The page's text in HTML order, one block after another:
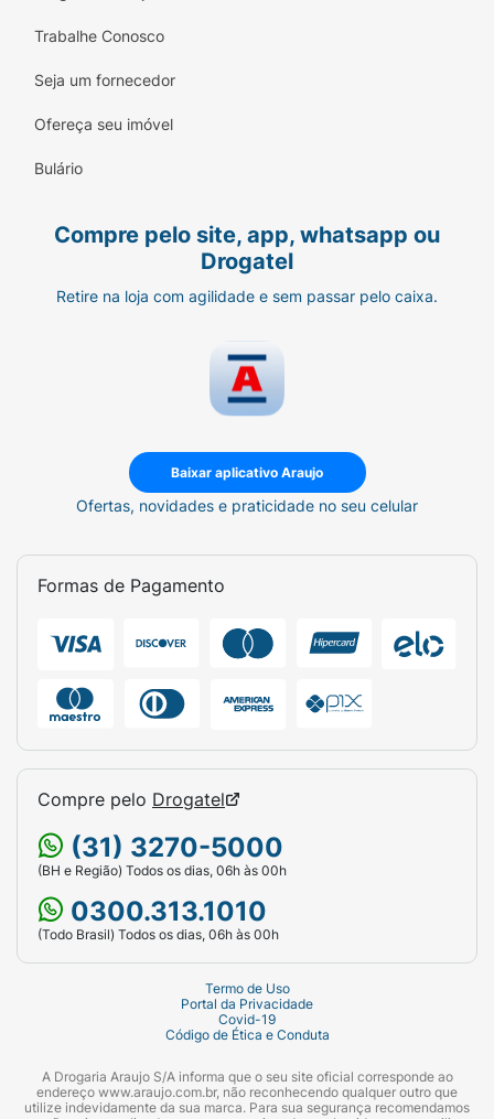
Trabalhe Conosco
Seja um fornecedor
Ofereça seu imóvel
Bulário
Compre pelo site, app, whatsapp ou
Drogatel
Retire na loja com agilidade e sem passar pelo caixa.
Baixar aplicativo Araujo
Ofertas, novidades e praticidade no seu celular
Formas de Pagamento
Compre pelo Drogatel
(31) 3270-5000
(BH e Região) Todos os dias, 06h às 00h
0300.313.1010
(Todo Brasil) Todos os dias, 06h às 00h
Termo de Uso
Portal da Privacidade
Covid-19
Código de Ética e Conduta
A Drogaria Araujo S/A informa que o seu site oficial corresponde ao
endereço www.araujo.com.br, não reconhecendo qualquer outro que
utilize indevidamente da sua marca. Para sua segurança recomendamos